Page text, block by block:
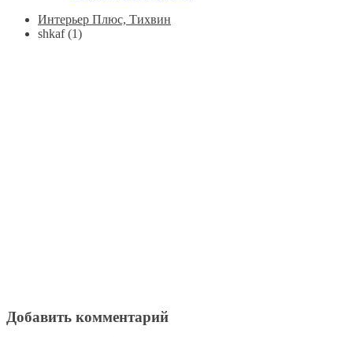
Интерьер Плюс, Тихвин
shkaf (1)
Добавить комментарий